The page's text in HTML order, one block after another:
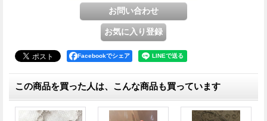
Facebookでシェア
この商品を買った人は、こんな商品も買っています